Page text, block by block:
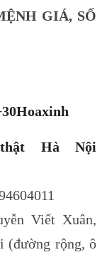
GIÁ, SỐ
Hà Nội
Viết Xuân,
(đường rộng, ô